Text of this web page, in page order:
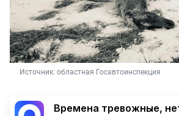
Источник: областная Госавтоинспекция
Времена тревожные,